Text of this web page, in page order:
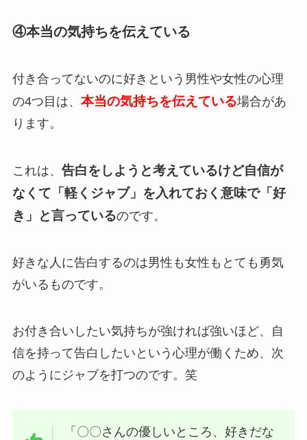
④本当の気持ちを伝えている
付き合ってないのに好きという男性や女性の心理
の4つ目は、 本当の気持ちを伝えている場合があ
ります。
これは、 告白をしようと考えているけど自信が
なくて「軽くジャブ」を入れておく意味で「好
き」と言っているのです。
好きな人に告白するのは男性も女性もとても勇気
がいるものです。
お付き合いしたい気持ちが強ければ強いほど、自
信を持って告白したいという心理が働くため、次
のようにジャブを打つのです。笑
「〇〇さんの優しいところ、好きだな